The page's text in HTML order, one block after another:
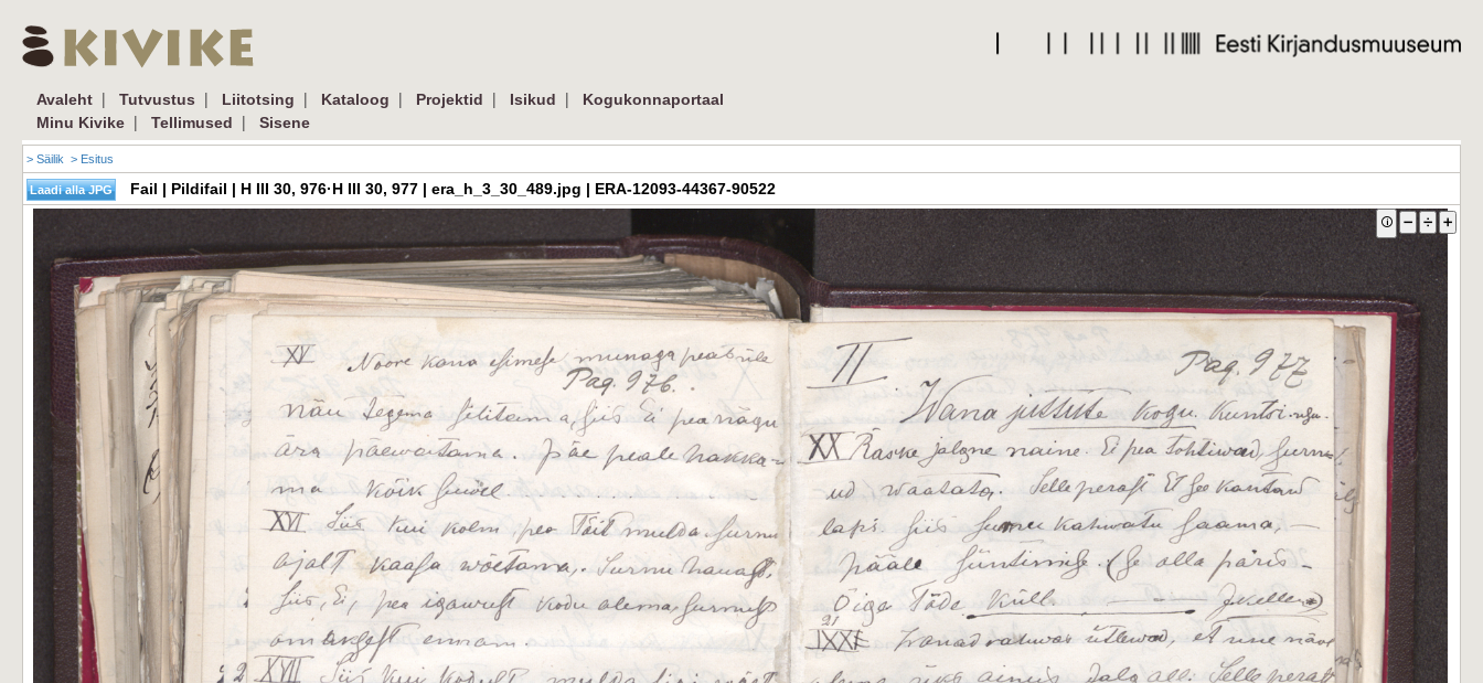
Avaleht | Tutvustus | Liitotsing | Kataloog | Projektid | Isikud |
Kogukonnaportaal
Minu Kivike | Tellimused | Sisene
> Säilik > Esitus
Fail | Pildifail | H III 30, 976·H III 30, 977 | era_h_3_30_489.jpg | ERA-12093-44367-90522